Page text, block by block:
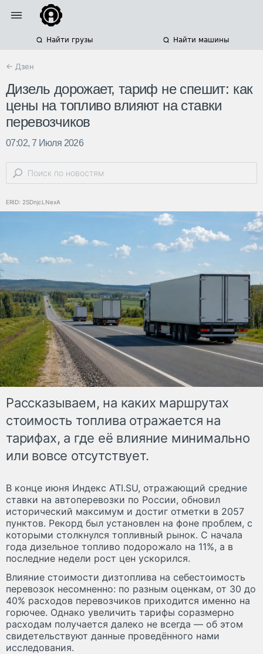
Найти грузы Найти машины
← Дзен
Дизель дорожает, тариф не спешит: как
цены на топливо влияют на ставки
перевозчиков
07:02, 7 Июля 2026
ERID: 2SDnjcLNexA
Рассказываем, на каких маршрутах
стоимость топлива отражается на
тарифах, а где её влияние минимально
или вовсе отсутствует.
В конце июня Индекс ATI.SU, отражающий средние
ставки на автоперевозки по России, обновил
исторический максимум и достиг отметки в 2057
пунктов. Рекорд был установлен на фоне проблем, с
которыми столкнулся топливный рынок. С начала
года дизельное топливо подорожало на 11%, а в
последние недели рост цен ускорился.
Влияние стоимости дизтоплива на себестоимость
перевозок несомненно: по разным оценкам, от 30 до
40% расходов перевозчиков приходится именно на
горючее. Однако увеличить тарифы соразмерно
расходам получается далеко не всегда — об этом
свидетельствуют данные проведённого нами
исследования.